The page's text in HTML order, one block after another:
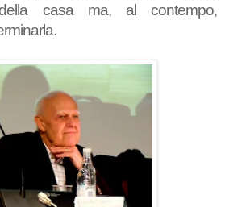
della casa ma, al contempo,